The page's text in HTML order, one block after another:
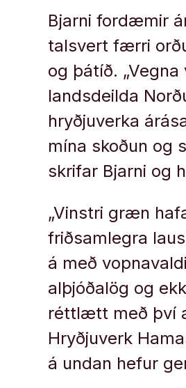
Bjarni fordæmir
talsvert færri
og þátíð.
landsdeilda
hryðjuverka
mína skoðun og
skrifar Bjarni og
„Vinstri græn
friðsamlegra
á með
alþjóðalög og
réttlætt með því
Hryðjuverk
á undan hefur